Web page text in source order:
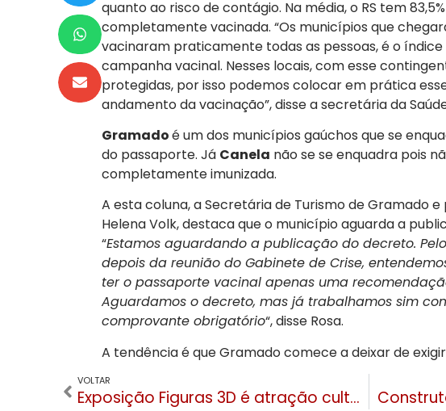
quanto ao risco de contágio. Na média, o RS tem
completamente vacinada. “Os municípios que
vacinaram praticamente todas as pessoas, é o
campanha vacinal. Nesses locais, com esse
protegidas, por isso podemos colocar em prática
andamento da vacinação”, disse a secretária da
Gramadoé um dos municípios gaúchos que se
do passaporte. Já Canela não se se enquadra pois
completamente imunizada.
A esta coluna, a Secretária de Turismo de Gramado
Helena Volk, destaca que o município aguarda a
“Estamos aguardando a publicação do decreto.
depois da reunião do Gabinete de Crise,
ter o passaporte vacinal apenas uma
Aguardamos o decreto, mas já trabalhamos sim
comprovante obrigatório“, disse Rosa.
A tendência é que Gramado comece a deixar de
VOLTAR
Exposição Figuras 3D é atração cultural em Gramado